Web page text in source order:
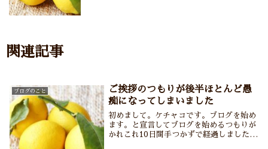
関連記事
ブログのこと
ご挨拶のつもりが後半ほとんど愚
痴になってしまいました
初めまして。ケチャコです。ブログを始め
ます。と宣言してブログを始めるつもりが
かれこれ10日間手つかずで経過しました。